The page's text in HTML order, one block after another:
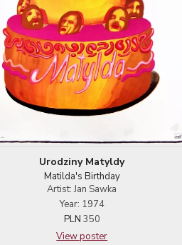
Urodziny Matyldy
Matilda's Birthday
Artist: Jan Sawka
Year: 1974
PLN 350
View poster